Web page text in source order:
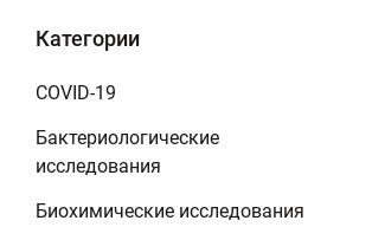
Категории
COVID-19
Бактериологические
исследования
Биохимические исследования